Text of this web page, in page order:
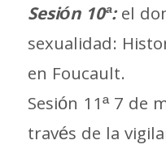
Sesión 10ª:el
sexualidad:
en Foucault.
Sesión 11ª 7 de
través de la